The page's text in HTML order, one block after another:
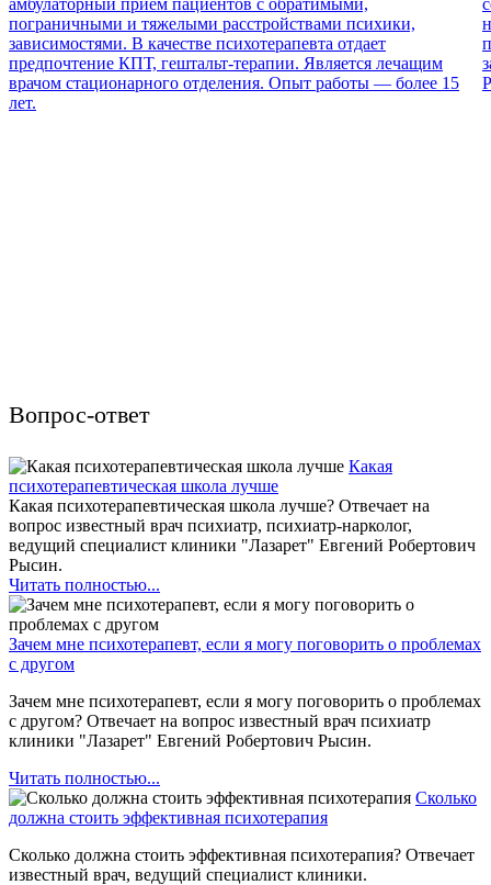
пограничными и тяжелыми расстройствами психики,
зависимостями. В качестве психотерапевта отдает
предпочтение КПТ, гештальт-терапии. Является лечащим
врачом стационарного отделения. Опыт работы — более 15
лет.
Вопрос-ответ
Какая
психотерапевтическая школа лучше
Какая психотерапевтическая школа лучше? Отвечает на
вопрос известный врач психиатр, психиатр-нарколог,
ведущий специалист клиники "Лазарет" Евгений Робертович
Рысин.
Читать полностью...
Зачем мне психотерапевт, если я могу поговорить о проблемах
с другом
Зачем мне психотерапевт, если я могу поговорить о проблемах
с другом? Отвечает на вопрос известный врач психиатр
клиники "Лазарет" Евгений Робертович Рысин.
Читать полностью...
Сколько
должна стоить эффективная психотерапия
Сколько должна стоить эффективная психотерапия? Отвечает
известный врач, ведущий специалист клиники.